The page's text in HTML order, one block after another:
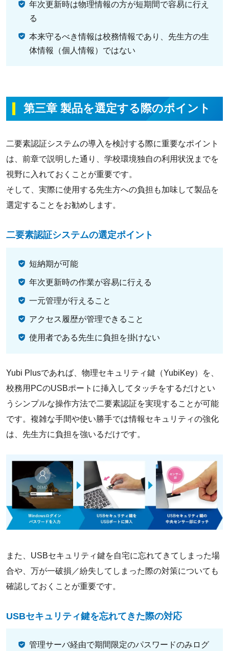
年次更新時は物理情報の方が短期間で容易に行え
る
本来守るべき情報は校務情報であり、先生方の生
体情報（個人情報）ではない
第三章 製品を選定する際のポイント
二要素認証システムの導入を検討する際に重要なポイント
は、前章で説明した通り、学校環境独自の利用状況までを
視野に入れておくことが重要です。
そして、実際に使用する先生方への負担も加味して製品を
選定することをお勧めします。
二要素認証システムの選定ポイント
短納期が可能
年次更新時の作業が容易に行える
一元管理が行えること
アクセス履歴が管理できること
使用者である先生に負担を掛けない
Yubi Plusであれば、物理セキュリティ鍵（YubiKey）を、
校務用PCのUSBポートに挿入してタッチをするだけとい
うシンプルな操作方法で二要素認証を実現することが可能
です。複雑な手間や使い勝手では情報セキュリティの強化
は、先生方に負担を強いるだけです。
また、USBセキュリティ鍵を自宅に忘れてきてしまった場
合や、万が一破損／紛失してしまった際の対策についても
確認しておくことが重要です。
USBセキュリティ鍵を忘れてきた際の対応
管理サーバ経由で期間限定のパスワードのみログ